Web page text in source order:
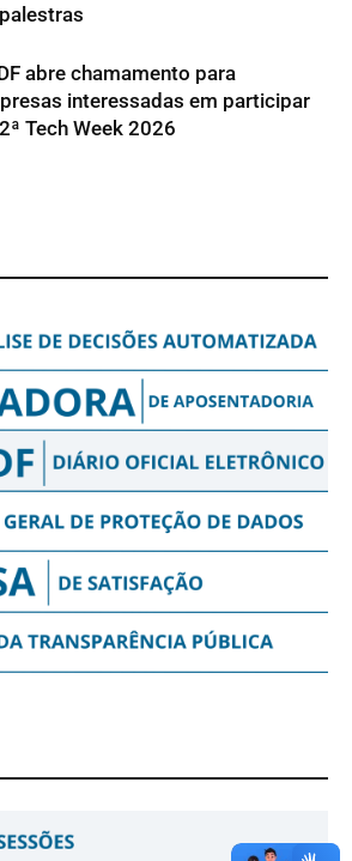
abre chamamento para
interessadas em participar
Tech Week 2026